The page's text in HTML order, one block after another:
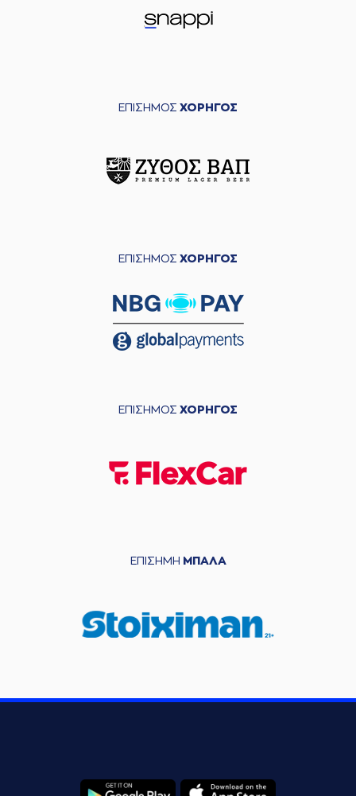
ΕΠΙΣΗΜΟΣ ΧΟΡΗΓΟΣ
ΕΠΙΣΗΜΟΣ ΧΟΡΗΓΟΣ
ΕΠΙΣΗΜΟΣ ΧΟΡΗΓΟΣ
ΕΠΙΣΗΜΗ ΜΠΑΛΑ